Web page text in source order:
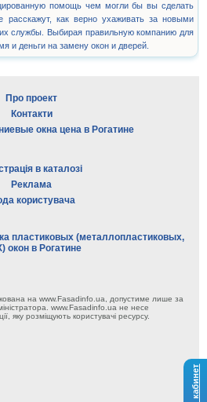
помощь чем могли бы вы сделать
как верно ухаживать за новыми
службы. Выбирая правильную компанию для
и деньги на замену окон и дверей.
Про проект
Контакти
окна цена в Рогатине
в каталозі
Реклама
користувача
пластиковых (металлопластиковых,
окон в Рогатине
на www.Fasadinfo.ua, допустиме лише за
www.Fasadinfo.ua не несе
яку розміщують користувачі ресурсу.